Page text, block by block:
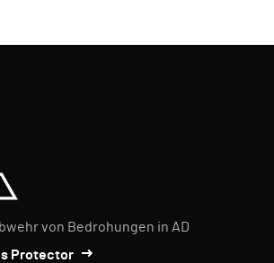
von Bedrohungen in AD
Protector